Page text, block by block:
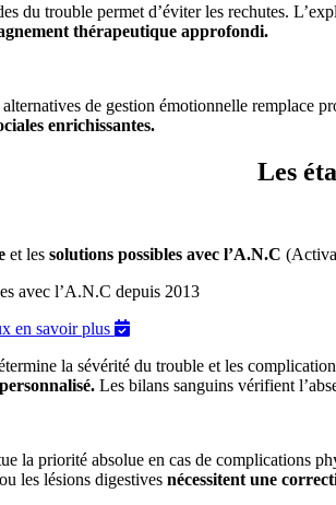
du trouble permet d’éviter les rechutes.
thérapeutique approfondi.
de gestion émotionnelle remplace
enrichissantes.
Les
et lessolutions possibles avec l’A.N.C
avec l’A.N.C depuis 2013
en savoir plus
la sévérité du trouble et les
Les bilans sanguins vérifient
la priorité absolue en cas de complications
les lésions digestivesnécessitent une